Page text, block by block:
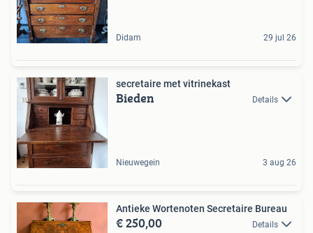
Didam 29 jul 26
secretaire met vitrinekast
Bieden Details
Nieuwegein 3 aug 26
Antieke Wortenoten Secretaire Bureau
€ 250,00 Details